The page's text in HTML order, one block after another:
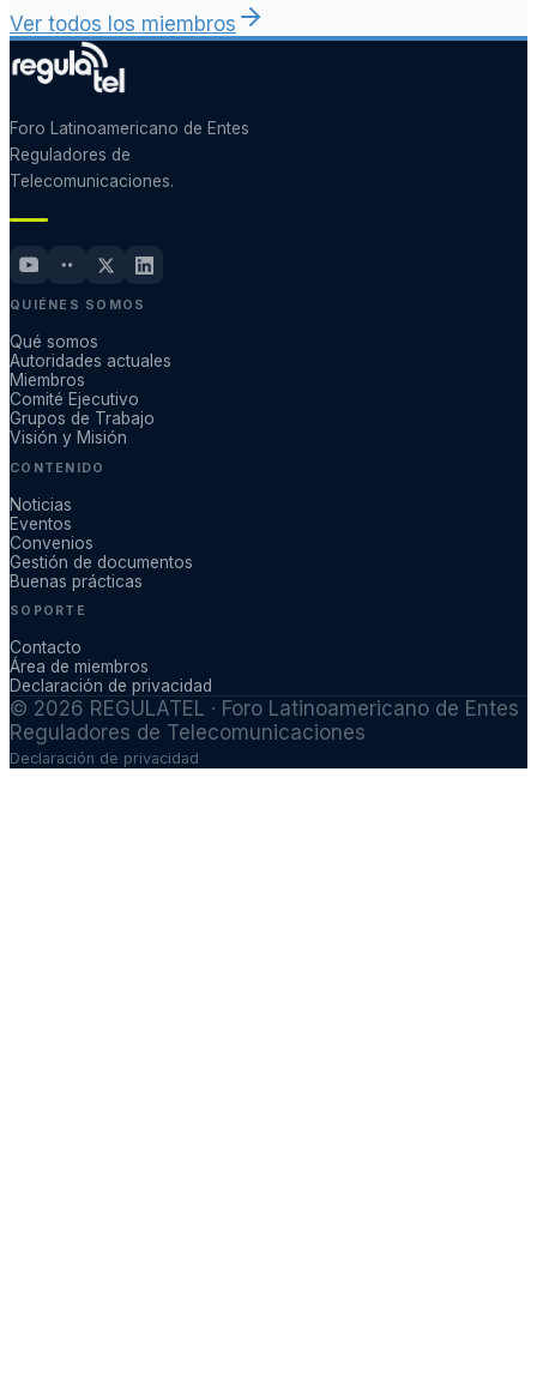
Ver todos los miembros
Foro Latinoamericano de Entes
Reguladores de
Telecomunicaciones.
QUIÉNES SOMOS
Qué somos
Autoridades actuales
Miembros
Comité Ejecutivo
Grupos de Trabajo
Visión y Misión
CONTENIDO
Noticias
Eventos
Convenios
Gestión de documentos
Buenas prácticas
SOPORTE
Contacto
Área de miembros
Declaración de privacidad
© 2026 REGULATEL · Foro Latinoamericano de Entes
Reguladores de Telecomunicaciones
Declaración de privacidad